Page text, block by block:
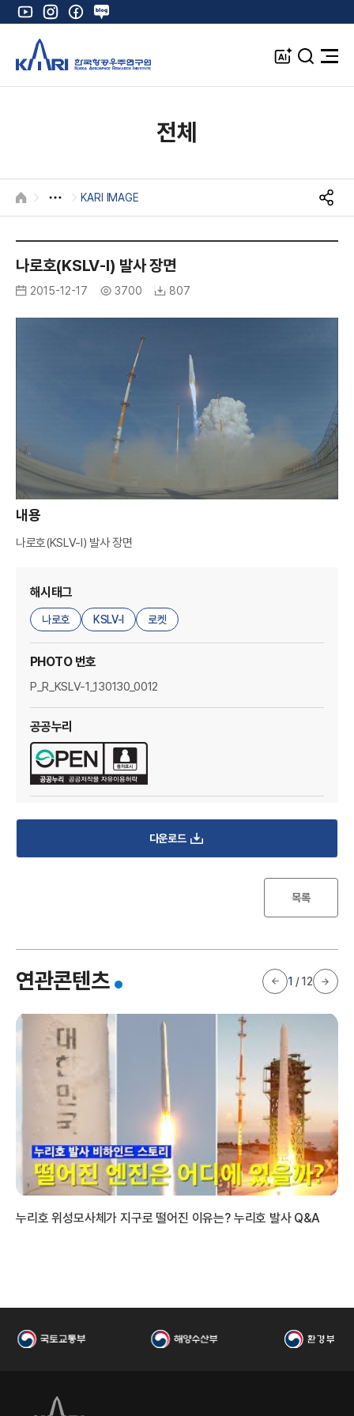
유
튜
인
스
타
그
램
페
이
북
네
이
블
로
K
A
R
I
한
국
항
A
검
전
전체
HOME KARI IMAGE
S
N
A
R
I
E
나로호(KSLV-I) 발사 장면
2015-12-17 3700 807
내용
나로호(KSLV-I) 발사 장면
해시태그
나로호 KSLV-I 로켓
PHOTO 번호
P_R_KSLV-1_130130_0012
공공누리
다운로드
목록
연관콘텐츠
누리호 위성모사체가 지구로 떨어진 이유는? 누리호 발사 Q&A
1 /12